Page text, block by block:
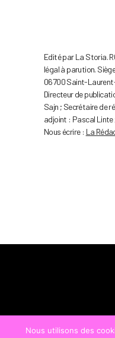
Edité par La Storia.
légal à parution.
06700 Saint-
Directeur de
Sajn ; Secrétaire de
adjoint : Pascal Linte
Nous écrire : La
Nous utilisons des